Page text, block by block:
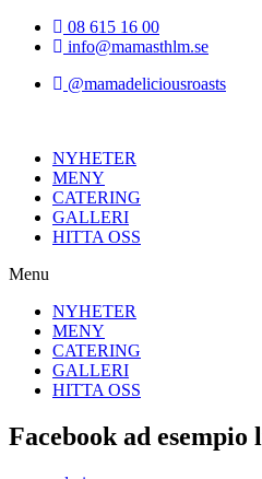
Hoppa
08 615 16 00
info@mamasthlm.se
@mamadeliciousroasts
NYHETER
MENY
CATERING
GALLERI
HITTA OSS
Menu
NYHETER
MENY
CATERING
GALLERI
HITTA OSS
Facebook ad